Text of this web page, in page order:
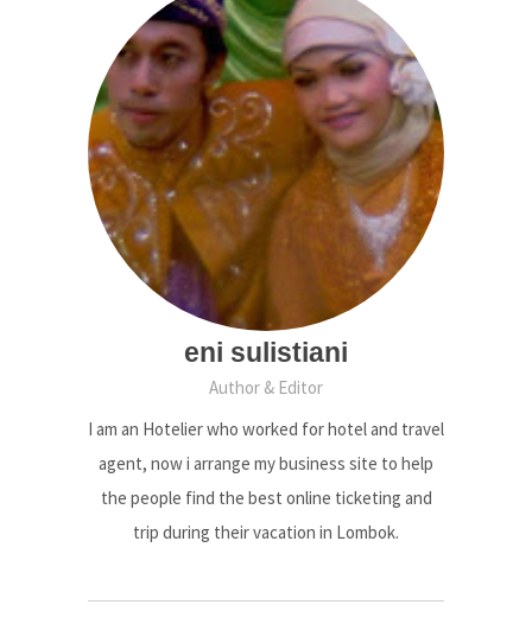
eni sulistiani
Author & Editor
I am an Hotelier who worked for hotel and travel
agent, now i arrange my business site to help
the people find the best online ticketing and
trip during their vacation in Lombok.